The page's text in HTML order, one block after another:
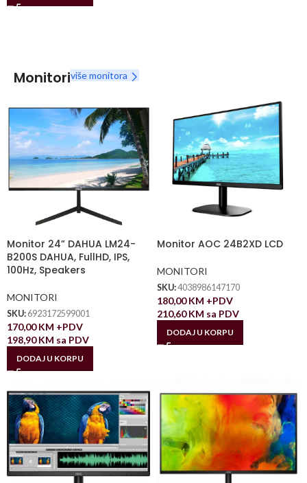
Monitoriviše monitora
Monitor 24” DAHUA LM24-
B200S DAHUA, FullHD, IPS,
100Hz, Speakers
MONITORI
SKU: 6923172599001
170,00KM +PDV
198,90KM sa PDV
DODAJ U KORPU
Monitor AOC 24B2XD LCD
MONITORI
SKU:4038986147170
180,00KM +PDV
210,60KM sa PDV
DODAJ U KORPU